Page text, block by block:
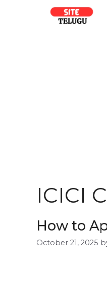
ICICI
How to
October 21, 2025